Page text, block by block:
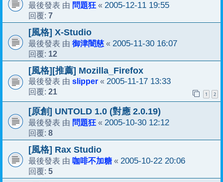
最後發表 由 問題狂 « 2005-12-11 19:55
回覆: 7
[風格] X-Studio
最後發表 由 御津闇慈 « 2005-11-30 16:07
回覆: 12
[風格][推薦] Mozilla_Firefox
最後發表 由 slipper « 2005-11-17 13:33
回覆: 21 1 2
[原創] UNTOLD 1.0 (對應 2.0.19)
最後發表 由 問題狂 « 2005-10-30 12:12
回覆: 8
[風格] Rax Studio
最後發表 由 咖啡不加糖 « 2005-10-22 20:06
回覆: 5